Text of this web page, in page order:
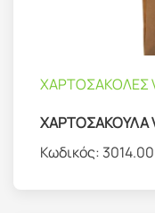
ΧΑΡΤΟΣΑΚΟΛΕΣ
ΧΑΡΤΟΣΑΚΟΥΛΑ
Κωδικός: